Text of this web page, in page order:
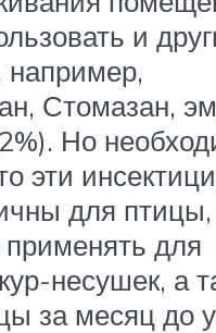
и
например,
Стомазан,
Но
эти
для
для
несушек, а
за месяц до